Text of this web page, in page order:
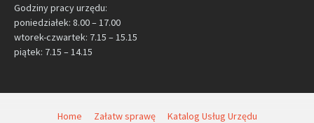
Godziny pracy urzędu:
poniedziałek: 8.00 – 17.00
wtorek-czwartek: 7.15 – 15.15
piątek: 7.15 – 14.15
Home Załatw sprawę Katalog Usług Urzędu